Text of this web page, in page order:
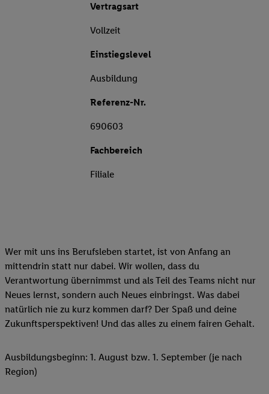
Vertragsart
Vollzeit
Einstiegslevel
Ausbildung
Referenz-Nr.
690603
Fachbereich
Filiale
Wer mit uns ins Berufsleben startet, ist von Anfang an
mittendrin statt nur dabei. Wir wollen, dass du
Verantwortung übernimmst und als Teil des Teams nicht nur
Neues lernst, sondern auch Neues einbringst. Was dabei
natürlich nie zu kurz kommen darf? Der Spaß und deine
Zukunftsperspektiven! Und das alles zu einem fairen Gehalt.
Ausbildungsbeginn: 1. August bzw. 1. September (je nach
Region)